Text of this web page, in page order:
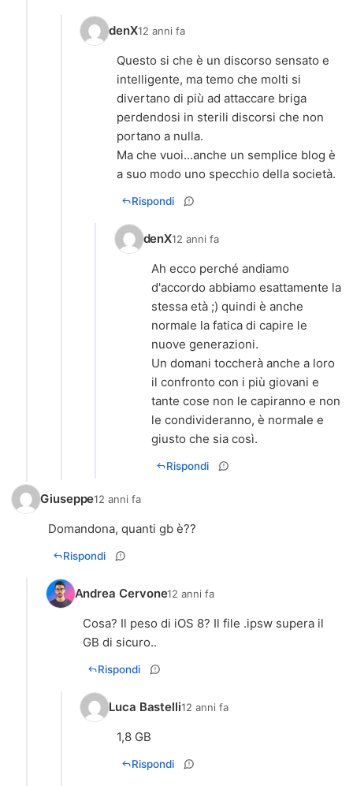
denX12 anni fa
Questo si che è un discorso sensato e
intelligente, ma temo che molti si
divertano di più ad attaccare briga
perdendosi in sterili discorsi che non
portano a nulla.
Ma che vuoi...anche un semplice blog è
a suo modo uno specchio della società.
Rispondi
denX12 anni fa
Ah ecco perché andiamo
d'accordo abbiamo esattamente la
stessa età ;) quindi è anche
normale la fatica di capire le
nuove generazioni.
Un domani toccherà anche a loro
il confronto con i più giovani e
tante cose non le capiranno e non
le condivideranno, è normale e
giusto che sia così.
Rispondi
Giuseppe12 anni fa
Domandona, quanti gb è??
Rispondi
Andrea Cervone12 anni fa
Cosa? Il peso di iOS 8? Il file .ipsw supera il
GB di sicuro..
Rispondi
Luca Bastelli12 anni fa
1,8 GB
Rispondi